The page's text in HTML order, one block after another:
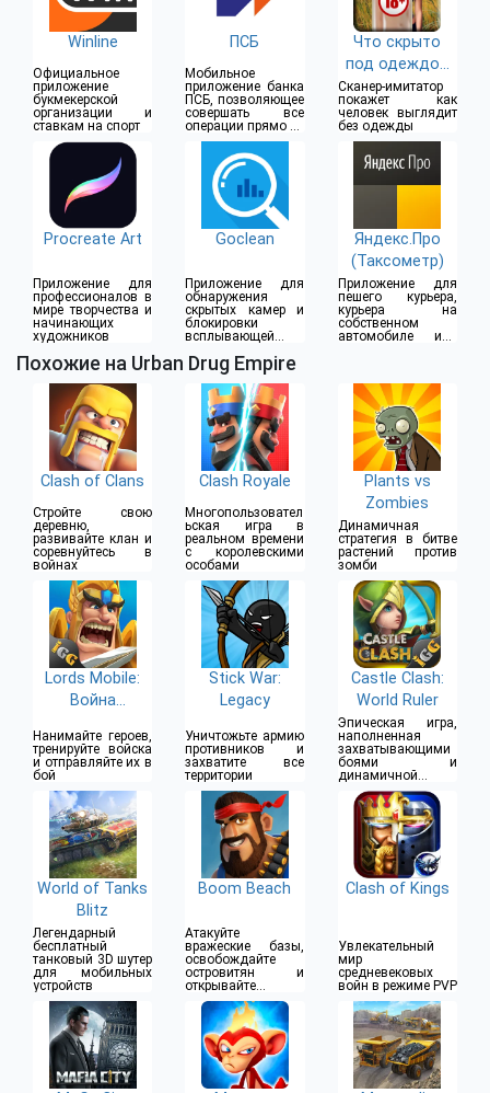
Winline
Официальное
приложение
букмекерской
организации и
ставкам на спорт
ПСБ
Мобильное
приложение банка
ПСБ, позволяющее
совершать все
операции прямо из
дома
Что скрыто
под одеждой
(18+)
Сканер-имитатор
покажет как
человек выглядит
без одежды
Procreate Art
Приложение для
профессионалов в
мире творчества и
начинающих
художников
Goclean
Приложение для
обнаружения
скрытых камер и
блокировки
всплывающей
Яндекс.Про
(Таксометр)
Приложение для
пешего курьера,
курьера на
собственном
автомобиле или
Похожие на Urban Drug Empire
Clash of Clans
Стройте свою
деревню,
развивайте клан и
соревнуйтесь в
войнах
Clash Royale
Многопользовател
ьская игра в
реальном времени
с королевскими
особами
Plants vs
Zombies
Динамичная
стратегия в битве
растений против
зомби
Lords Mobile:
Война
Нанимайте героев,
тренируйте войска
и отправляйте их в
бой
Stick War:
Legacy
Уничтожьте армию
противников и
захватите все
территории
Castle Clash:
World Ruler
Эпическая игра,
наполненная
захватывающими
боями и
динамичной
стратегией
World of Tanks
Blitz
Легендарный
бесплатный
танковый 3D шутер
для мобильных
устройств
Boom Beach
Атакуйте
вражеские базы,
освобождайте
островитян и
открывайте
секреты
Clash of Kings
Увлекательный
мир
средневековых
войн в режиме PVP